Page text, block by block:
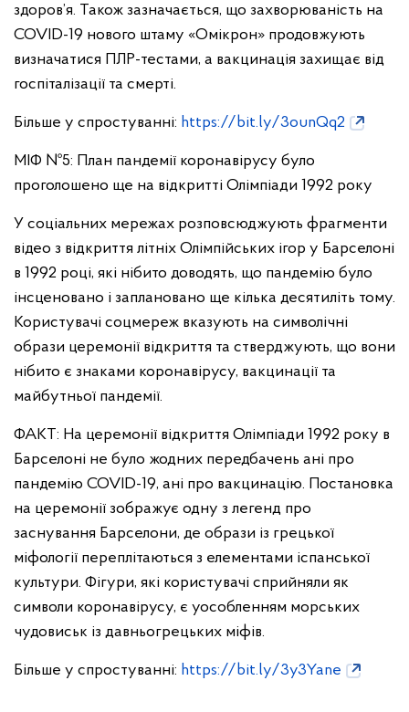
здоров’я. Також зазначається, що захворюваність на
COVID-19 нового штаму «Омікрон» продовжують
визначатися ПЛР-тестами, а вакцинація захищає від
госпіталізації та смерті.
Більше у спростуванні: https://bit.ly/3ounQq2
МІФ №5: План пандемії коронавірусу було
проголошено ще на відкритті Олімпіади 1992 року
У соціальних мережах розповсюджують фрагменти
відео з відкриття літніх Олімпійських ігор у Барселоні
в 1992 році, які нібито доводять, що пандемію було
інсценовано і заплановано ще кілька десятиліть тому.
Користувачі соцмереж вказують на символічні
образи церемонії відкриття та стверджують, що вони
нібито є знаками коронавірусу, вакцинації та
майбутньої пандемії.
ФАКТ: На церемонії відкриття Олімпіади 1992 року в
Барселоні не було жодних передбачень ані про
пандемію COVID-19, ані про вакцинацію. Постановка
на церемонії зображує одну з легенд про
заснування Барселони, де образи із грецької
міфології переплітаються з елементами іспанської
культури. Фігури, які користувачі сприйняли як
символи коронавірусу, є уособленням морських
чудовиськ із давньогрецьких міфів.
Більше у спростуванні: https://bit.ly/3y3Yane